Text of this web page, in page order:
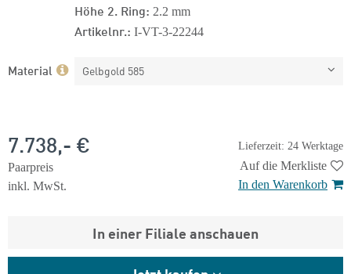
Höhe 2. Ring: 2.2 mm
Artikelnr.: I-VT-3-22244
Material Gelbgold 585
Lieferzeit: 24 Werktage
7.738,- €
Paarpreis
inkl. MwSt.
Auf die Merkliste
In den Warenkorb
In einer Filiale anschauen